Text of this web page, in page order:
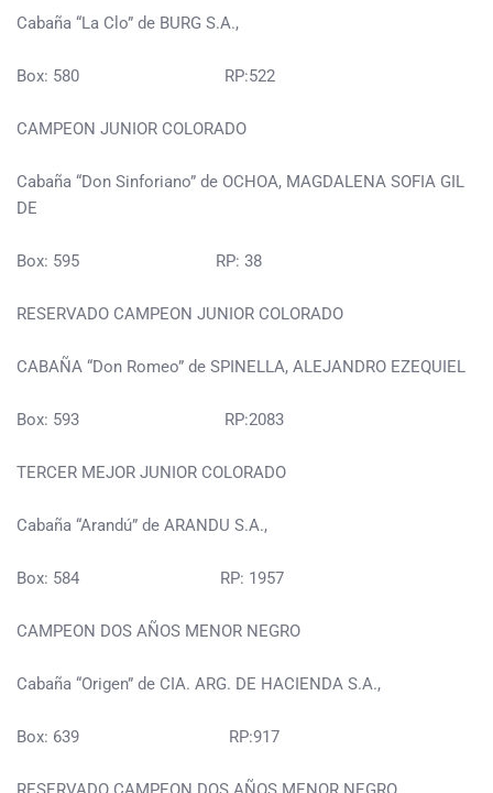
Cabaña “La Clo” de BURG S.A.,
Box: 580 RP:522
CAMPEON JUNIOR COLORADO
Cabaña “Don Sinforiano” de OCHOA, MAGDALENA SOFIA GIL
DE
Box: 595 RP: 38
RESERVADO CAMPEON JUNIOR COLORADO
CABAÑA “Don Romeo” de SPINELLA, ALEJANDRO EZEQUIEL
Box: 593 RP:2083
TERCER MEJOR JUNIOR COLORADO
Cabaña “Arandú” de ARANDU S.A.,
Box: 584 RP: 1957
CAMPEON DOS AÑOS MENOR NEGRO
Cabaña “Origen” de CIA. ARG. DE HACIENDA S.A.,
Box: 639 RP:917